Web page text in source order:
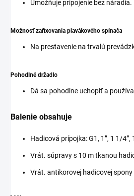
Umožňuje pripojenie bez náradia.
Možnosť zafixovania plavákového spínača
Na prestavenie na trvalú
Pohodlné držadlo
Dá sa pohodlne uchopiť a
Balenie obsahuje
Hadicová prípojka: G1, 1”, 1 1/4”,
Vrát. súpravy s 10 m tkanou
Vrát. antikorovej hadicovej spony